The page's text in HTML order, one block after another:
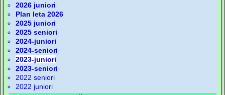
2026 juniori
Plan leta 2026
2025 juniori
2025 seniori
2024-juniori
2024-seniori
2023-juniori
2023-seniori
2022 seniori
2022 juniori